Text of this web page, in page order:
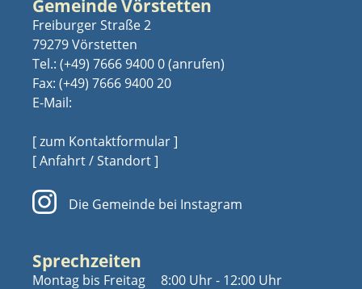
Gemeinde Vörstetten
Freiburger Straße 2
79279 Vörstetten
Tel.: (+49) 7666 9400 0
Fax: (+49) 7666 9400 20
E-Mail:
[ zum Kontaktformular ]
[ Anfahrt / Standort ]
Die Gemeinde bei Instagram
Sprechzeiten
Montag bis Freitag
8:00 Uhr - 12:00 Uhr